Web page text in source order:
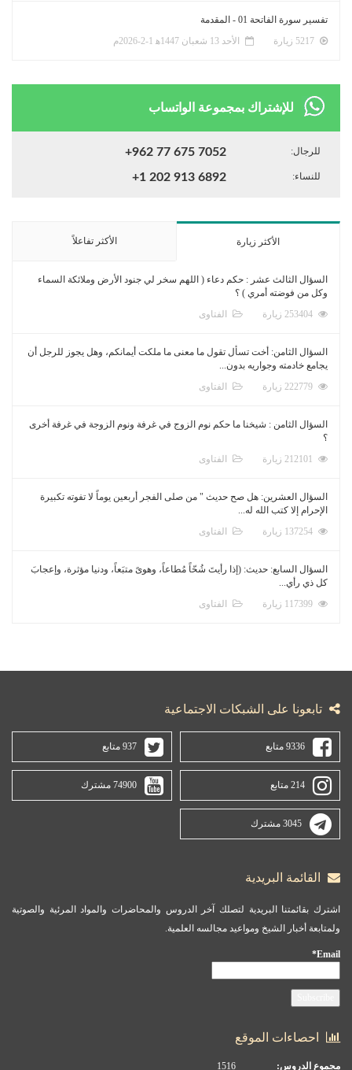
تفسير سورة الفاتحة 01 - المقدمة
الأحد 13 شعبان 1447ﻫ 1-2-2026م
للإشتراك بمجموعة الواتساب
للرجال: +962 77 675 7052
للنساء: +1 202 913 6892
الأكثر زيارة الأكثر تفاعلاً
السؤال الثالث عشر : حكم دعاء ( اللهم سخر لي جنود الأرض وملائكة السماء
وكل من فوضته أمري ) ؟
الفتاوى
السؤال الثامن: أخت تسأل تقول ما معنى ما ملكت أيمانكم، وهل يجوز للرجل أن
يجامع خادمته وجواريه بدون...
الفتاوى
السؤال الثامن : شيخنا ما حكم نوم الزوج في غرفة ونوم الزوجة في غرفة أخرى
؟
الفتاوى
السؤال العشرين: هل صح حديث " من صلى الفجر أربعين يوماً لا تفوته تكبيرة
الإحرام إلا كتب الله له...
الفتاوى
السؤال السابع: حديث: (إذا رأيتَ شُحّاً مُطاعاً، وهوىً متبَعاً، ودنيا مؤثرة، وإعجابَ
كل ذي رأي...
الفتاوى
تابعونا على الشبكات الاجتماعية
9336 متابع 937 متابع
214 متابع 74900 مشترك
3045 مشترك
القائمة البريدية
اشترك بقائمتنا البريدية لتصلك آخر الدروس والمحاضرات والمواد المرئية والصوتية
ولمتابعة أخبار الشيخ ومواعيد مجالسه العلمية.
Email*
احصاءات الموقع
مجموع الدروس: